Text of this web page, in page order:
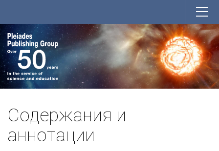
Содержания и
аннотации